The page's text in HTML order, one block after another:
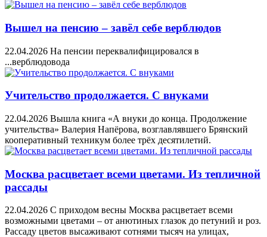
Вышел на пенсию – завёл себе верблюдов
22.04.2026 На пенсии переквалифицировался в
...верблюдовода
Учительство продолжается. С внуками
22.04.2026 Вышла книга «А внуки до конца. Продолжение
учительства» Валерия Напёрова, возглавлявшего Брянский
кооперативный техникум более трёх десятилетий.
Москва расцветает всеми цветами. Из тепличной
рассады
22.04.2026 С приходом весны Москва расцветает всеми
возможными цветами – от анютиных глазок до петуний и роз.
Рассаду цветов высаживают сотнями тысяч на улицах,